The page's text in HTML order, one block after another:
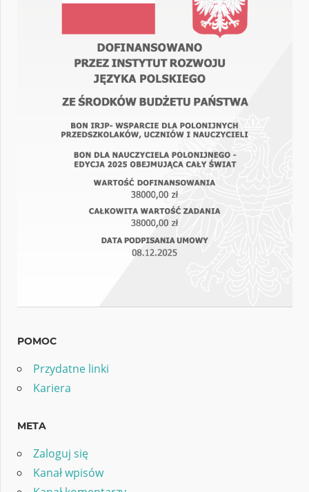
POMOC
Przydatne linki
Kariera
META
Zaloguj się
Kanał wpisów